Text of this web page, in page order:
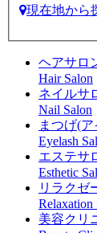
現在地から
ヘアサロ
Hair Salon
ネイルサ
Nail Salon
まつげ(
Eyelash
エステサ
Esthetic
リラクゼ
Relaxation
美容クリ